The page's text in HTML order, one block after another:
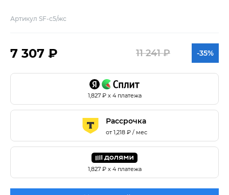
Артикул SF-с5/жс
7 307 ₽ 11 241 ₽ -35%
1,827₽ х 4 платежа
Рассрочка
от1,218₽ / мес
1,827₽ х 4 платежа